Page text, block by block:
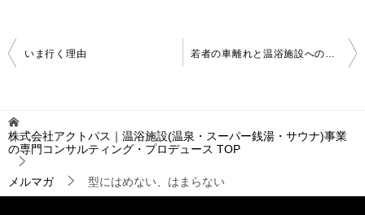
投
稿
ゲ
ー
シ
ョ
ン
いま行く理由 若者の車離れと温浴施設への移動手段
株式会社アクトパス｜温浴施設(温泉・スーパー銭湯・サウナ)事業
の専門コンサルティング・プロデュース TOP
メルマガ 型にはめない、はまらない